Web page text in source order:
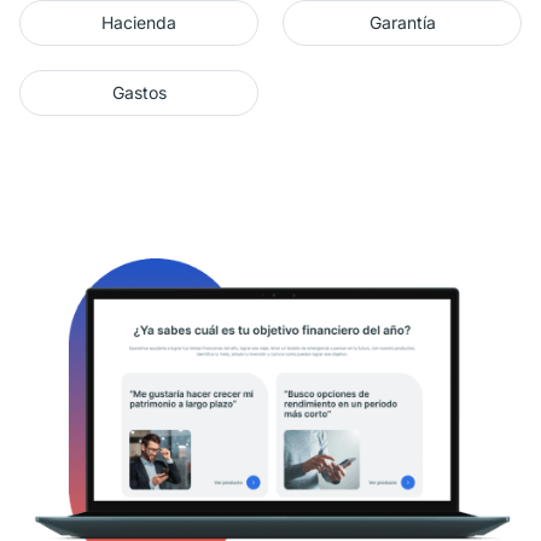
Hacienda Garantía
Gastos